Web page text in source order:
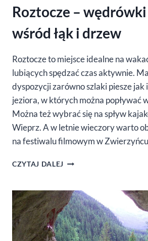
Roztocze –
wśród łąk i drzew
Roztocze to miejsce idealne na
lubiących spędzać czas aktywnie.
dyspozycji zarówno szlaki piesze
jeziora, w których można popływać
Można też wybrać się na spływ
Wieprz. A w letnie wieczory warto
na festiwalu filmowym w
CZYTAJ DALEJ ROZTOCZE
PIESZE
WŚRÓD
ŁĄK
I
DRZEW